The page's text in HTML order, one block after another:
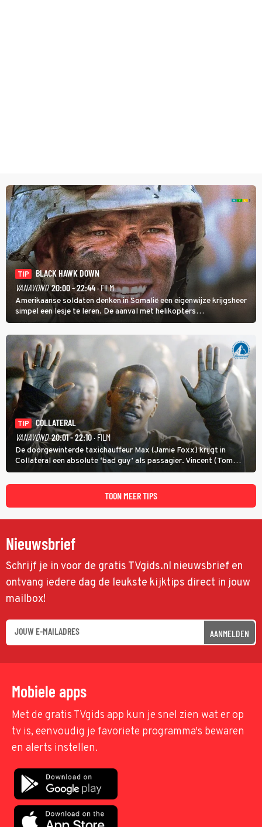
TIP
BLACK HAWK DOWN
VANAVOND 20:00 - 22:44· FILM
Amerikaanse soldaten denken in Somalië een eigenwijze krijgsheer
simpel een lesje te leren. De aanval met helikopters
verloopt in Black Hawk down dramatisch.
TIP
COLLATERAL
VANAVOND 20:01 - 22:10· FILM
De doorgewinterde taxichauffeur Max (Jamie Foxx) krijgt in
Collateral een absolute ‘bad guy’ als passagier. Vincent (Tom
Cruise) heeft hem nodig om hem de stad door te loodsen om een
wel heel lugubere reden.
TOON MEER TIPS
Nieuwsbrief
Schrijf je in voor de gratis TVgids.nl nieuwsbrief en
ontvang iedere dag de leukste kijktips direct in jouw
mailbox!
AANMELDEN
Mobiele apps
Met de gratis TVgids app kun je snel zien wat er op
tv is, eenvoudig je favoriete programma's bewaren
en alerts instellen.